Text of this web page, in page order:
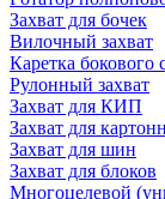
Захват для бочек
Вилочный захват
Каретка бокового
Рулонный захват
Захват для КИП
Захват для
Захват для шин
Захват для блоков
Многоцелевой